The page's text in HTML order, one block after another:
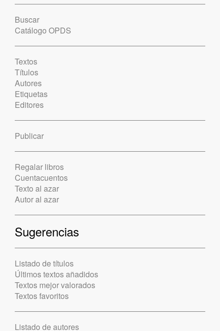
Buscar
Catálogo OPDS
Textos
Títulos
Autores
Etiquetas
Editores
Publicar
Regalar libros
Cuentacuentos
Texto al azar
Autor al azar
Sugerencias
Listado de títulos
Últimos textos añadidos
Textos mejor valorados
Textos favoritos
Listado de autores